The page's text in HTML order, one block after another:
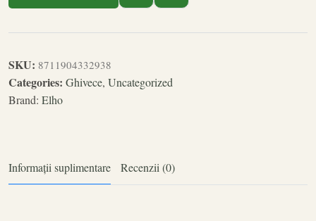
SKU: 8711904332938
Categories: Ghivece, Uncategorized
Brand: Elho
Informații suplimentare Recenzii (0)